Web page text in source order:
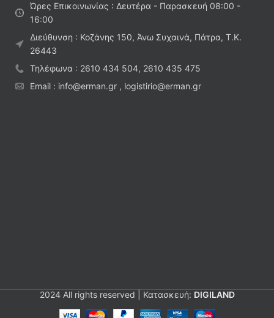
Ώρες Επικοινωνίας : Δευτέρα - Παρασκευή 08:00 -
16:00
Διεύθυνση : Κοζάνης 150, Άνω Συχαινά, Πάτρα, Τ.Κ.
26443
Τηλέφωνα : 2610 434 504, 2610 435 475
Email : info@erman.gr , logistirio@erman.gr
2024 All rights reserved | Κατασκευή: DIGILAND